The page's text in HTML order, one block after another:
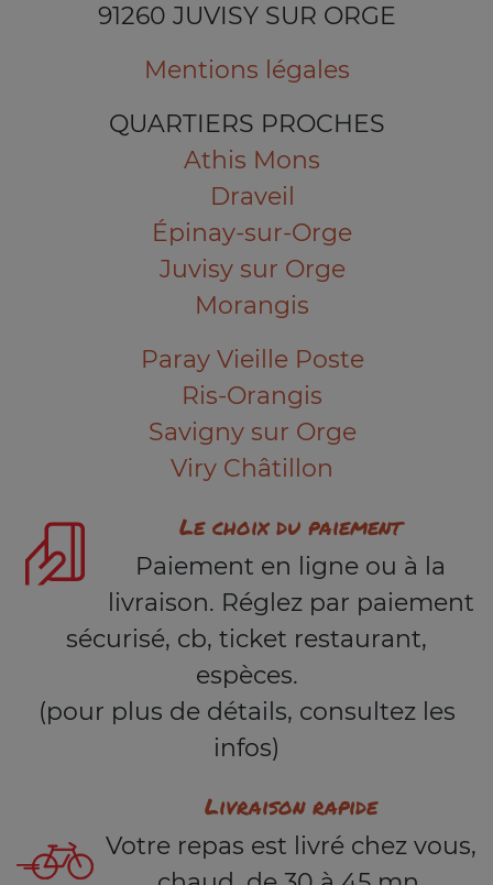
91260 JUVISY SUR ORGE
Mentions légales
QUARTIERS PROCHES
Athis Mons
Draveil
Épinay-sur-Orge
Juvisy sur Orge
Morangis
Paray Vieille Poste
Ris-Orangis
Savigny sur Orge
Viry Châtillon
Le choix du paiement
Paiement en ligne ou à la
livraison. Réglez par paiement
sécurisé, cb, ticket restaurant,
espèces.
(pour plus de détails, consultez les
infos)
Livraison rapide
Votre repas est livré chez vous,